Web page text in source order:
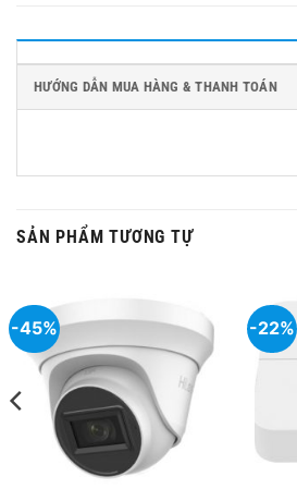
HƯỚNG DẪN MUA HÀNG & THANH TOÁN
SẢN PHẨM TƯƠNG TỰ
-45% -22%